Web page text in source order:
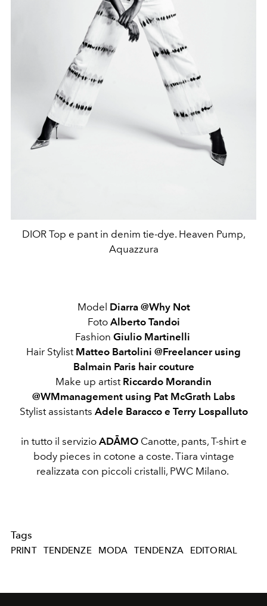
DIOR Top e pant in denim tie-dye. Heaven Pump,
Aquazzura
Model Diarra @Why Not
Foto Alberto Tandoi
Fashion Giulio Martinelli
Hair Stylist Matteo Bartolini @Freelancer using
Balmain Paris hair couture
Make up artist Riccardo Morandin
@WMmanagement using Pat McGrath Labs
Stylist assistants Adele Baracco e Terry Lospalluto
in tutto il servizioADĀMOCanotte, pants, T-shirt e
body pieces in cotone a coste. Tiara vintage
realizzata con piccoli cristalli, PWC Milano.
Tags
PRINT TENDENZE MODA TENDENZA EDITORIAL